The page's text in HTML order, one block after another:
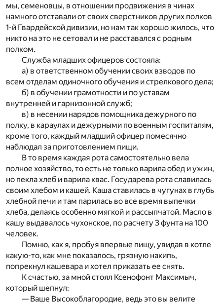
мы, семеновцы, в отношении продвижения в чинах
намного отставали от своих сверстников других полков
1-й Гвардейской дивизии, но нам так хорошо жилось, что
никто на это не сетовал и не расставался с родным
полком.
Служба младших офицеров состояла:
а) в ответственном обучении своих взводов по
всем отделам одиночного обучения и стрелкового дела;
б) в обучении грамотности и по уставам
внутренней и гарнизонной служб;
в) в несении нарядов помощника дежурного по
полку, в караулах и дежурными по военным госпиталям,
кроме того, каждый младший офицер помесячно
наблюдал за приготовлением пищи.
В то время каждая рота самостоятельно вела
полное хозяйство, то есть не только варила обед и ужин,
но пекла хлеб и варила квас. Государева рота славилась
своим хлебом и кашей. Каша ставилась в чугунах в глубь
хлебной печи и там парилась во все время выпечки
хлеба, делаясь особенно мягкой и рассыпчатой. Масло в
кашу выдавалось чухонское, по расчету 3 фунта на 100
человек.
Помню, как я, пробуя впервые пищу, увидав в котле
какую-то, как мне показалось, грязную накипь,
попрекнул кашевара и хотел приказать ее снять.
К счастью, за мной стоял Ксенофонт Максимыч,
который шепнул:
— Ваше Высокоблагородие, ведь это вы велите